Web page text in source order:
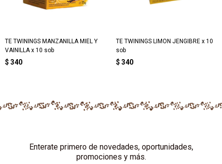
TE TWININGS MANZANILLA MIEL Y
VAINILLA x 10 sob
$ 340
TE TWININGS LIMON JENGIBRE x 10
sob
$ 340
Enterate primero de novedades, oportunidades,
promociones y más.